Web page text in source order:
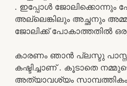
. ഇപ്പോൾ ജോലിക്കൊന്നും
അല്ലെങ്കിലും അച്ഛനും
ജോലിക്ക് പോകാത്തതിൽ
കാരണം ഞാൻ പ്ലസ്ടു
കഷ്ടിച്ചാണ് . കൂടാതെ
അത്യാവശ്യം സാമ്പത്തികം